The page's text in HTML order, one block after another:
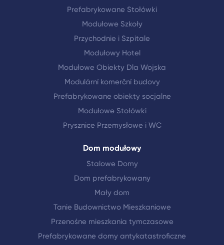
Prefabrykowane Stołówki
Modułowe Szkoły
Przychodnie i Szpitale
Modułowy Hotel
Modułowe Obiekty Dla Wojska
Modulární komerční budovy
Prefabrykowane obiekty socjalne
Modułowe Stołówki
Prysznice Przemysłowe i WC
Dom modułowy
Stalowe Domy
Dom prefabrykowany
Mały dom
Tanie Budownictwo Mieszkaniowe
Przenośne mieszkania tymczasowe
Prefabrykowane domy antykatastroficzne